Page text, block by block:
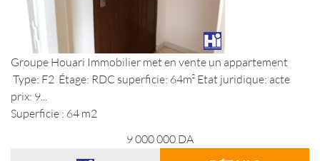
Groupe Houari Immobilier met en vente un appartement
Type: F2 Étage: RDC superficie: 64m² Etat juridique: acte
prix: 9...
Superficie : 64 m2
9 000 000 DA